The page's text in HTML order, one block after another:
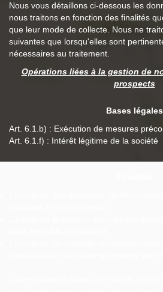
Nous vous détaillons ci-dessous les
nous traitons en fonction des finalités
que leur mode de collecte. Nous ne
suivantes que lorsqu'elles sont
nécessaires au traitement.
Opérations liées à la gestion de
prospects
Bases légales
Art. 6.1.b) : Exécution de mesures
Art. 6.1.f) : Intérêt légitime de la société